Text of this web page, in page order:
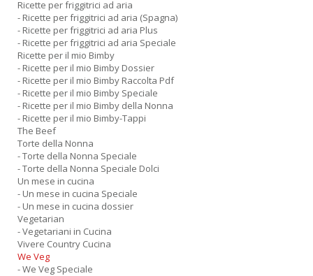
Ricette per friggitrici ad aria
- Ricette per friggitrici ad aria (Spagna)
- Ricette per friggitrici ad aria Plus
- Ricette per friggitrici ad aria Speciale
Ricette per il mio Bimby
- Ricette per il mio Bimby Dossier
- Ricette per il mio Bimby Raccolta Pdf
- Ricette per il mio Bimby Speciale
- Ricette per il mio Bimby della Nonna
- Ricette per il mio Bimby-Tappi
The Beef
Torte della Nonna
- Torte della Nonna Speciale
- Torte della Nonna Speciale Dolci
Un mese in cucina
- Un mese in cucina Speciale
- Un mese in cucina dossier
Vegetarian
- Vegetariani in Cucina
Vivere Country Cucina
We Veg
- We Veg Speciale